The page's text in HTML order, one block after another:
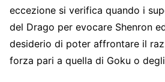
eccezione si verifica quando i
del Drago per evocare Shenron
desiderio di poter affrontare il
forza pari a quella di Goku o